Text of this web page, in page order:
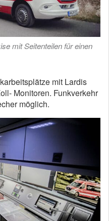
mit Seitenteilen für einen
mit Lardis
Monitoren. Funkverkehr
möglich.